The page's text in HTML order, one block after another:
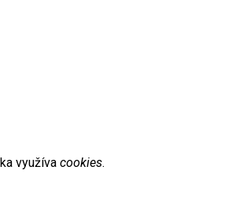
využíva cookies.